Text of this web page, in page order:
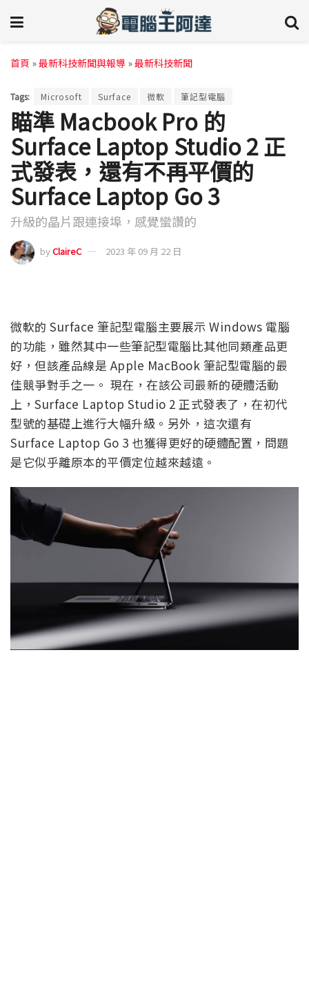
首頁 »最新科技新聞與報導 »最新科技新聞
Tags: Microsoft Surface 微軟 筆記型電腦
瞄準 Macbook Pro 的
Surface Laptop Studio 2 正
式發表，還有不再平價的
Surface Laptop Go 3
升級的晶片跟連接埠，感覺蠻讚的
byClaireC 2023 年 09 月 22 日
微軟的 Surface 筆記型電腦主要展示 Windows 電腦
的功能，雖然其中一些筆記型電腦比其他同類產品更
好，但該產品線是 Apple MacBook 筆記型電腦的最
佳競爭對手之一。 現在，在該公司最新的硬體活動
上，Surface Laptop Studio 2 正式發表了，在初代
型號的基礎上進行大幅升級。另外，這次還有
Surface Laptop Go 3 也獲得更好的硬體配置，問題
是它似乎離原本的平價定位越來越遠。